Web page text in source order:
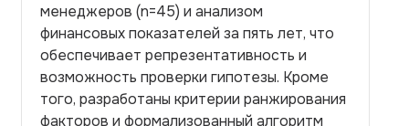
менеджеров (n=45) и анализом
финансовых показателей за пять лет, что
обеспечивает репрезентативность и
возможность проверки гипотезы. Кроме
того, разработаны критерии ранжирования
факторов и формализованный алгоритм